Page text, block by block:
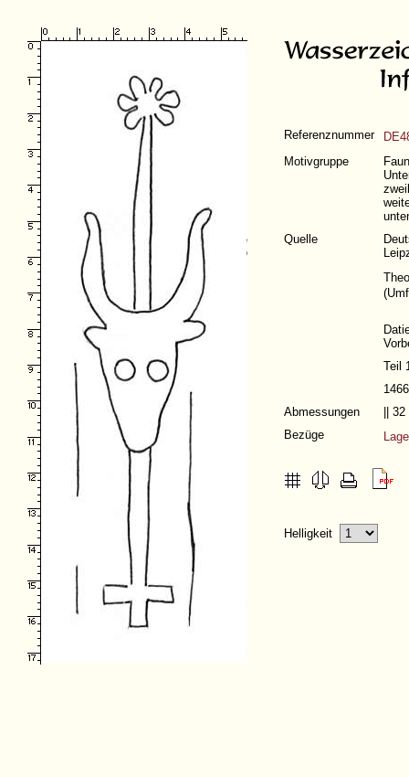
Referenznummer
Motivgruppe
Quelle
(
Teil
1466
Abmessungen
||
Bezüge
Helligkeit